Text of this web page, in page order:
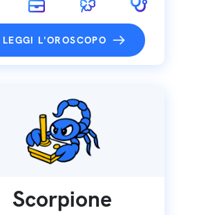
LEGGI L'OROSCOPO
Scorpione